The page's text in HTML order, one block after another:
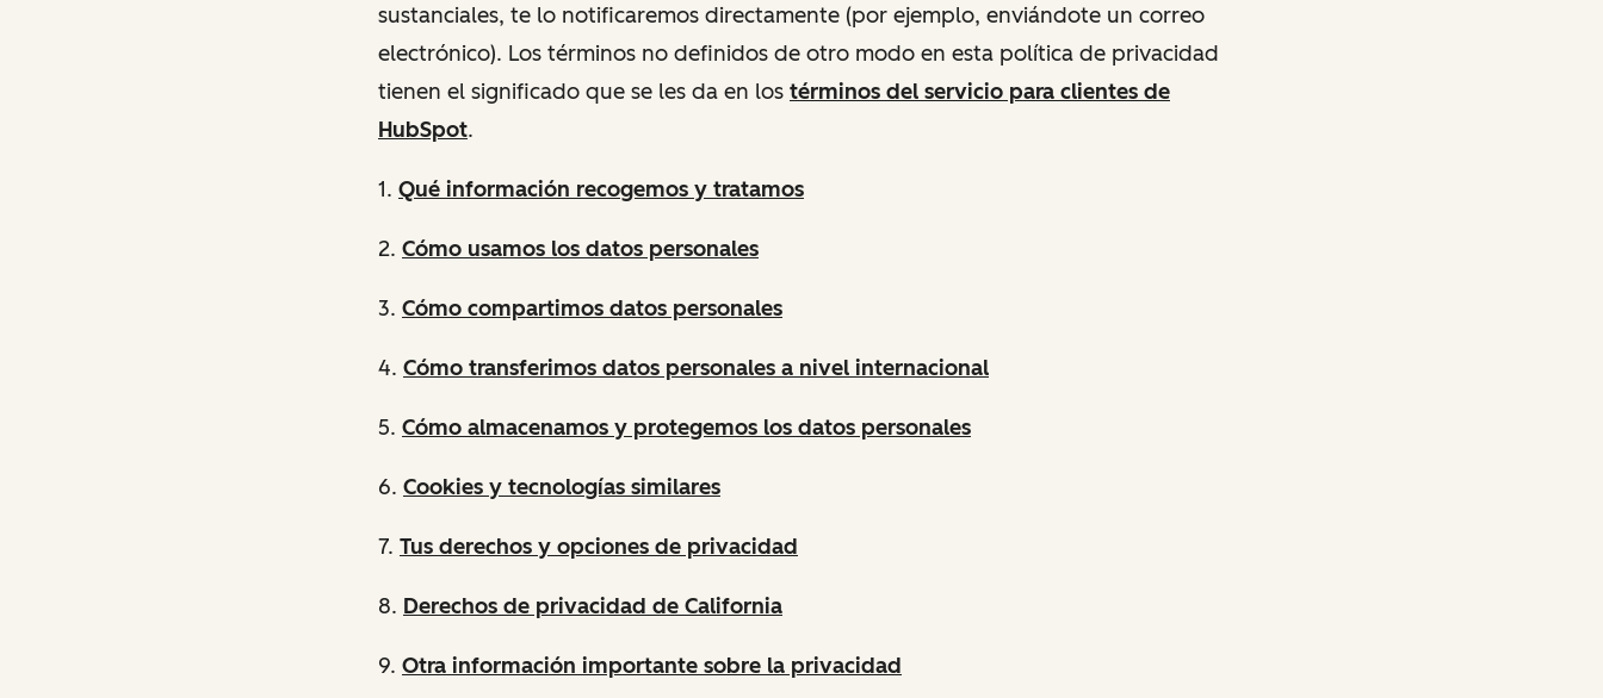
sustanciales, te lo notificaremos directamente (por ejemplo, enviándote un correo
electrónico). Los términos no definidos de otro modo en esta política de privacidad
tienen el significado que se les da en los términos del servicio para clientes de
HubSpot.
1. Qué información recogemos y tratamos
2. Cómo usamos los datos personales
3. Cómo compartimos datos personales
4. Cómo transferimos datos personales a nivel internacional
5. Cómo almacenamos y protegemos los datos personales
6. Cookies y tecnologías similares
7. Tus derechos y opciones de privacidad
8. Derechos de privacidad de California
9. Otra información importante sobre la privacidad